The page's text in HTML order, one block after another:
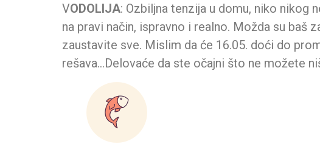
VODOLIJA: Ozbiljna tenzija u domu, niko nikog
na pravi način, ispravno i realno. Možda su baš
zaustavite sve. Mislim da će 16.05. doći do
rešava…Delovaće da ste očajni što ne možete